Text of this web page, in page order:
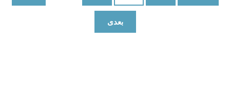
نوشته‌ها
بعدی